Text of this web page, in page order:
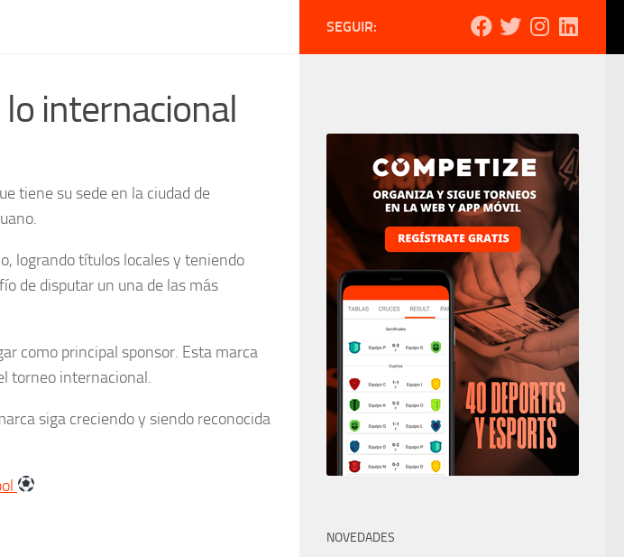
internacional
tiene su sede en la ciudad de
logrando títulos locales y teniendo
de disputar un una de las más
como principal sponsor. Esta marca
torneo internacional.
siga creciendo y siendo reconocida
SEGUIR:
NOVEDADES